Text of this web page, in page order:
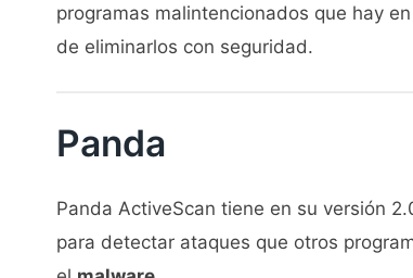
programas malintencionados que hay
de eliminarlos con seguridad.
Panda
Panda ActiveScan tiene en su versión
para detectar ataques que otros